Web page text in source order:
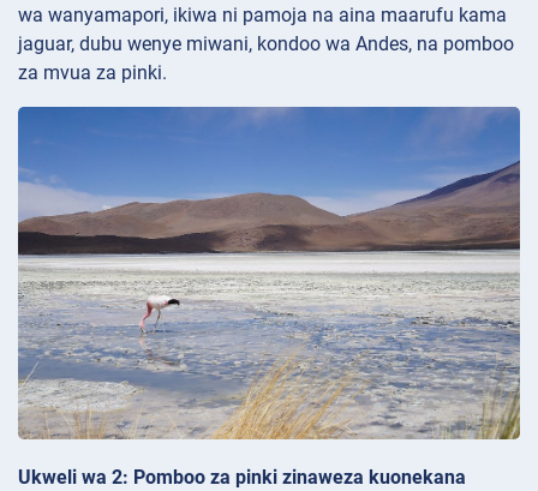
wa wanyamapori, ikiwa ni pamoja na aina maarufu kama
jaguar, dubu wenye miwani, kondoo wa Andes, na pomboo
za mvua za pinki.
Ukweli wa 2: Pomboo za pinki zinaweza kuonekana